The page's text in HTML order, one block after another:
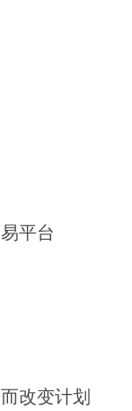
平台
改变计划